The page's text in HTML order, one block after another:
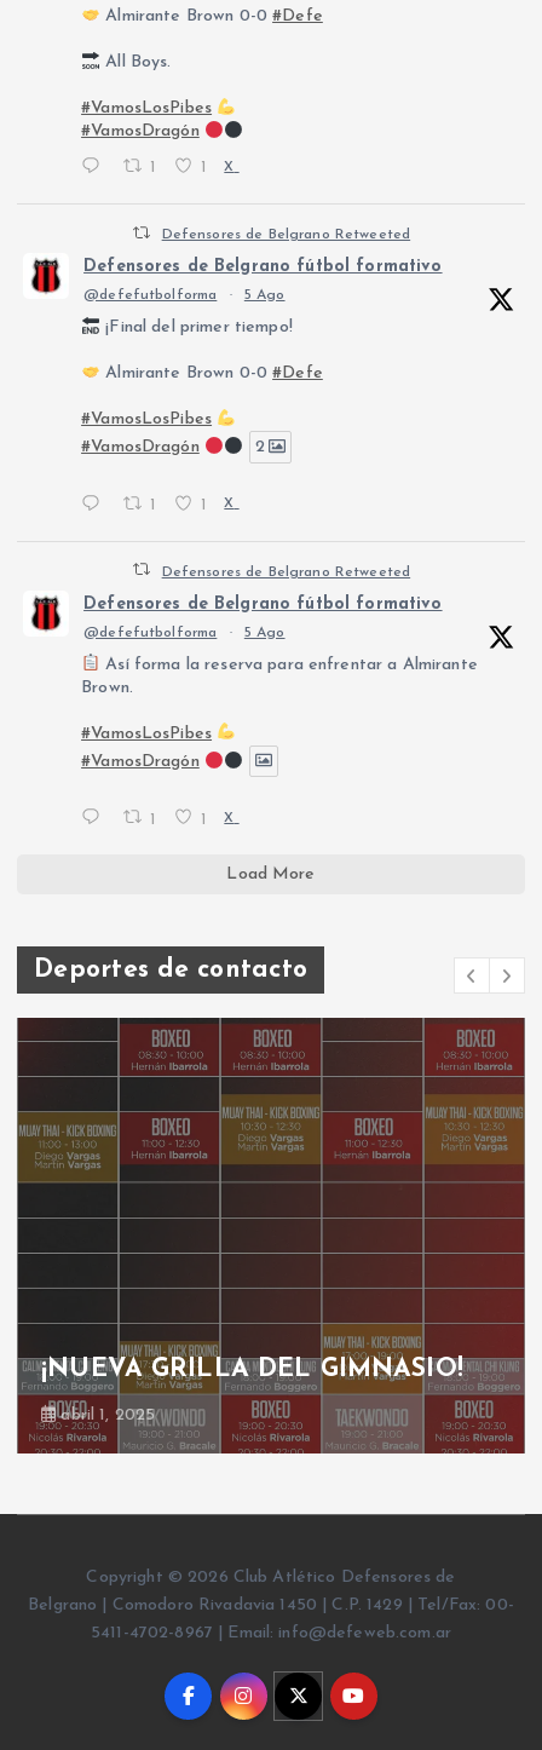
Almirante Brown 0-0#Defe
All Boys.
#VamosLosPibes
#VamosDragón
X
Defensores de Belgrano Retweeted
Defensores de Belgrano fútbol formativo
@defefutbolforma · 5 Ago
¡Final del primer tiempo!
Almirante Brown 0-0#Defe
#VamosLosPibes
#VamosDragón
2
1 1 X
Defensores de Belgrano Retweeted
Defensores de Belgrano fútbol formativo
@defefutbolforma · 5 Ago
Así forma la reserva para enfrentar a Almirante
Brown.
#VamosLosPibes
#VamosDragón
1 1 X
Load More
Deportes de contacto
¡NUEVA GRILLA DEL GIMNASIO!
abril 1, 2025
Copyright © 2026 Club Atlético Defensores de
Belgrano | Comodoro Rivadavia 1450 | C.P. 1429 | Tel/Fax: 00-
5411-4702-8967 | Email: info@defeweb.com.ar